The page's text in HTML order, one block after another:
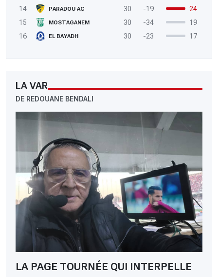
14
PARADOU AC 30 -19
24
15
MOSTAGANEM 30 -34
19
16
EL BAYADH 30 -23 17
LA VAR
DE REDOUANE BENDALI
LA PAGE TOURNÉE QUI INTERPELLE